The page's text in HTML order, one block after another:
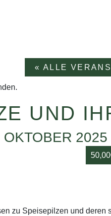
« ALLE
UND
OKTOBER
zu Speisepilzen und